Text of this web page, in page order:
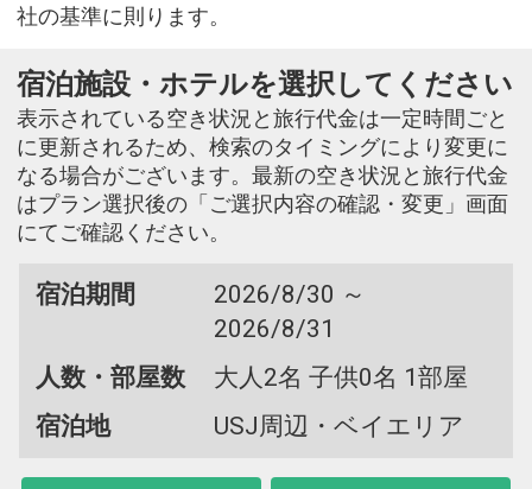
社の基準に則ります。
宿泊施設・ホテルを選択してください
表示されている空き状況と旅行代金は一定時間ごと
に更新されるため、検索のタイミングにより変更に
なる場合がございます。最新の空き状況と旅行代金
はプラン選択後の「ご選択内容の確認・変更」画面
にてご確認ください。
宿泊期間
2026/8/30 ～
2026/8/31
人数・部屋数
大人2名 子供0名 1部屋
宿泊地
USJ周辺・ベイエリア